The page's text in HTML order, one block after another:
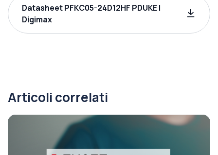
Datasheet PFKC05-24D12HF PDUKE |
Digimax
Articoli correlati